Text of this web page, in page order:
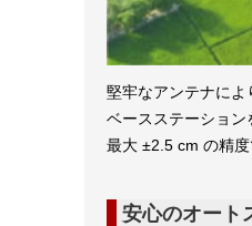
堅牢なアンテナに
ベースステーション
最大 ±2.5 cm の精
安心のオート